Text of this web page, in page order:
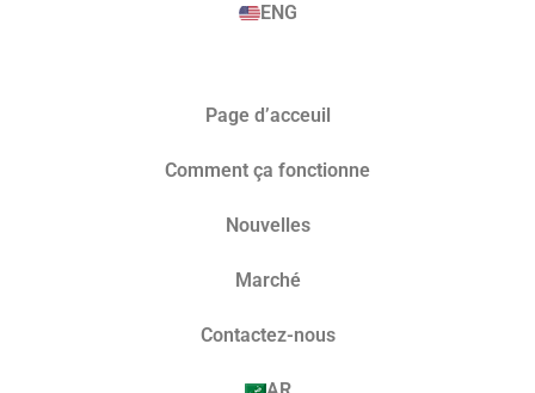
ENG
Page d’acceuil
Comment ça fonctionne
Nouvelles
Marché​
Contactez-nous